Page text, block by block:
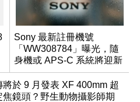
Sony 最新註冊機號
「WW308784」曝光，隨
身機或 APS-C 系統將迎新
成員？
將於 9 月發表 XF 400mm 超
焦鏡頭？野生動物攝影師期